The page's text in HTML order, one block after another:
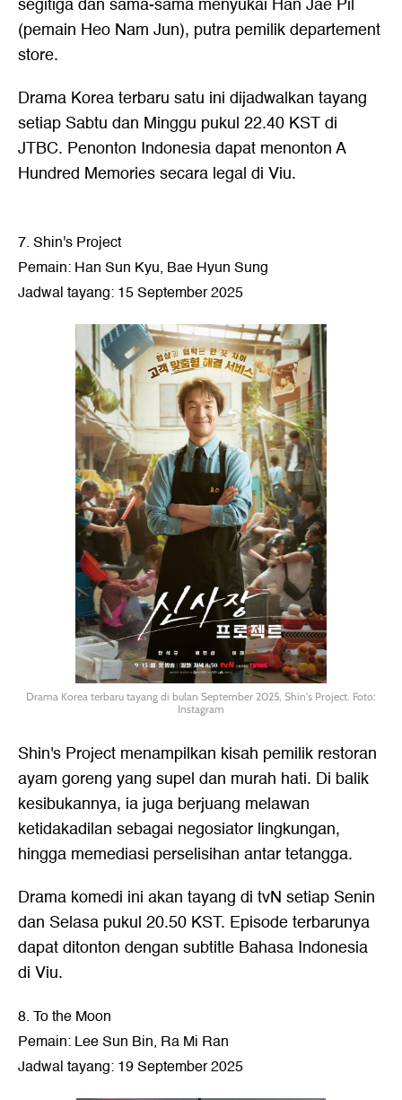
(pemain Heo Nam Jun), putra pemilik departement
store.
Drama Korea terbaru satu ini dijadwalkan tayang
setiap Sabtu dan Minggu pukul 22.40 KST di
JTBC. Penonton Indonesia dapat menonton A
Hundred Memories secara legal di Viu.
7. Shin's Project
Pemain: Han Sun Kyu, Bae Hyun Sung
Jadwal tayang: 15 September 2025
Drama Korea terbaru tayang di bulan September 2025, Shin's Project. Foto:
Instagram
Shin's Project menampilkan kisah pemilik restoran
ayam goreng yang supel dan murah hati. Di balik
kesibukannya, ia juga berjuang melawan
ketidakadilan sebagai negosiator lingkungan,
hingga memediasi perselisihan antar tetangga.
Drama komedi ini akan tayang di tvN setiap Senin
dan Selasa pukul 20.50 KST. Episode terbarunya
dapat ditonton dengan subtitle Bahasa Indonesia
di Viu.
8. To the Moon
Pemain: Lee Sun Bin, Ra Mi Ran
Jadwal tayang: 19 September 2025